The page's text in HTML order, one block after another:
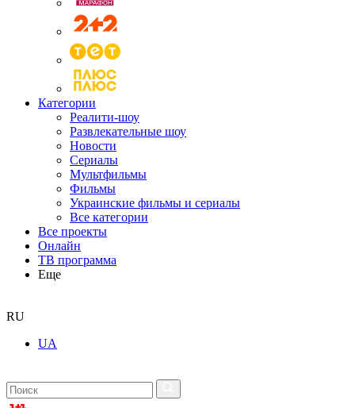
Категории
Реалити-шоу
Развлекательные шоу
Новости
Сериалы
Мультфильмы
Фильмы
Украинские фильмы и сериалы
Все категории
Все проекты
Онлайн
ТВ программа
Еще
RU
UA